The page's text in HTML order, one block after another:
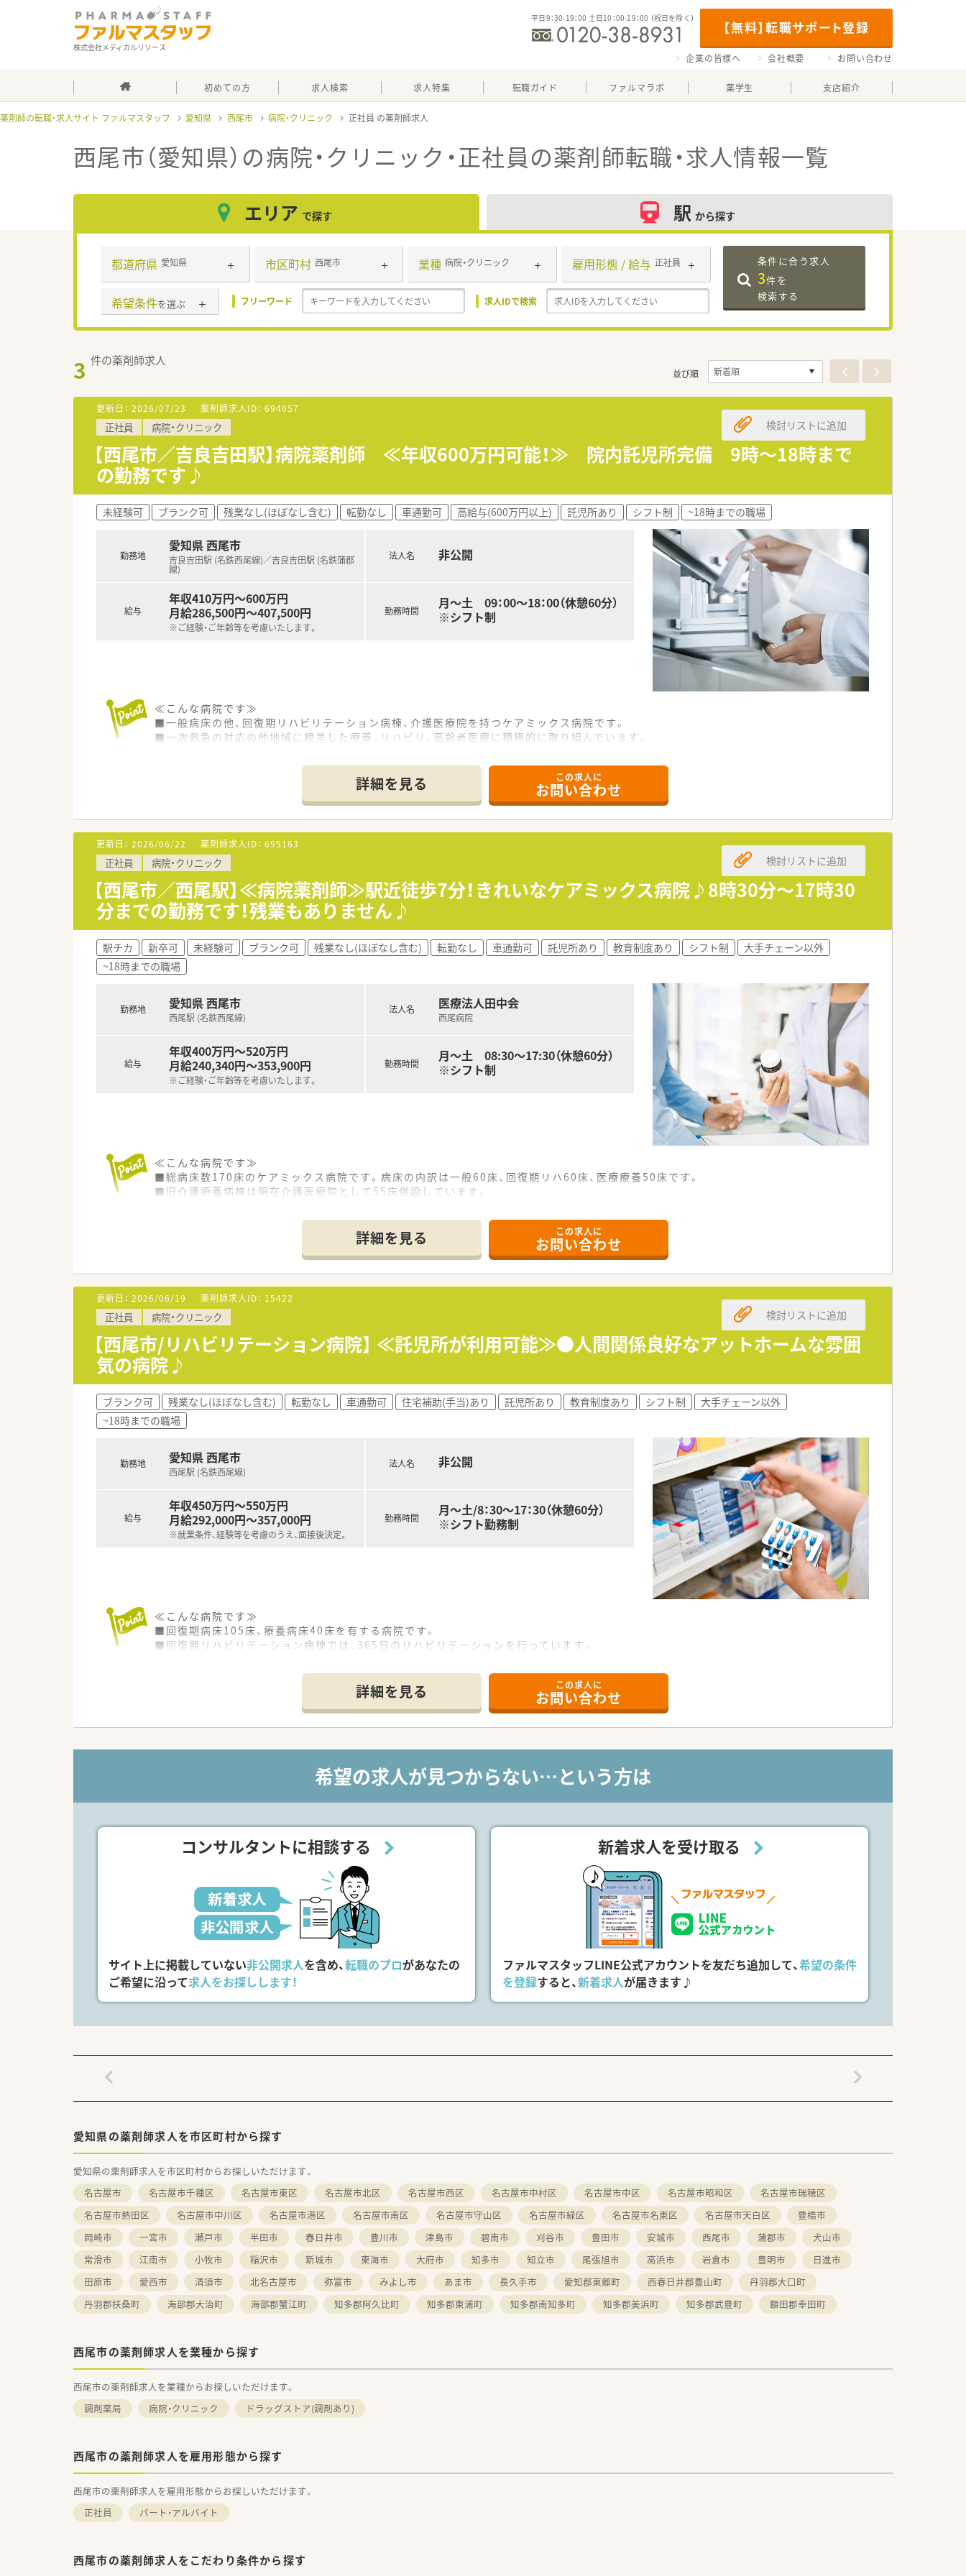
株式会社メディカルリソース
【無料】転職サポート登録
平日9：30-19：00 土日10：00-19：00 （祝日を除く）
企業の皆様へ 会社概要 お問い合わせ
初めての方 求人検索 求人特集 転職ガイド ファルマラボ 薬学生 支店紹介
薬剤師の転職・求人サイト ファルマスタッフ 愛知県 西尾市 病院・クリニック 正社員
西尾市（愛知県）の病院・クリニック・正社員の薬剤師転職・求人情報一覧
エリア で探す 駅 から探す
都道府県 愛知県 市区町村 西尾市 業種 病院・クリニック 雇用形態 / 給与 正社員
希望条件を選ぶ フリーワード 求人IDで検索
条件に合う求人
3件を
検索する
3 件の薬剤師求人
並び順
更新日： 2026/07/23 薬剤師求人ID： 694657
正社員 病院・クリニック
【西尾市／吉良吉田駅】病院薬剤師 ≪年収600万円可能！≫ 院内託児所完備 9時～18時まで
の勤務です♪
検討リストに追加
未経験可 ブランク可 残業なし(ほぼなし含む) 転勤なし 車通勤可 高給与(600万円以上) 託児所あり シフト制 ~18時までの職場
勤務地
愛知県 西尾市
吉良吉田駅 (名鉄西尾線)／吉良吉田駅 (名鉄蒲郡
線)
給与
年収410万円～600万円
月給286,500円～407,500円
※ご経験・ご年齢等を考慮いたします。
法人名 非公開
勤務時間
月～土 09：00～18：00（休憩60分）
※シフト制
≪こんな病院です≫
■一般病床の他、回復期リハビリテーション病棟、介護医療院を持つケアミックス病院です。
■一次救急の対応の他地域に根差した療養、リハビリ、高齢者医療に積極的に取り組んでいます。
■地域の皆様が気軽に受診できるホームドクターである事を目指しています。
■入院患者様の調剤、監査、服薬指導 ※外来は院外処方
■注射セットまで（混注なし）
■医薬品管理、医薬品情報管理
■各種委員会
≪おすすめポイント≫
■経営基盤がしっかりした法人の病院です。
■9時～18時勤務、残業はありません。
■院内託児所のご利用が可能です。
■職員車場（自己負担1,000円/月）でご利用できます。
■病院経験は問いません。まずはお気軽にご相談下さい。
詳細を見る この求人に
お問い合わせ
更新日： 2026/06/22 薬剤師求人ID： 695163
正社員 病院・クリニック
【西尾市／西尾駅】≪病院薬剤師≫駅近徒歩7分！きれいなケアミックス病院♪8時30分～17時30
分までの勤務です！残業もありません♪
検討リストに追加
駅チカ 新卒可 未経験可 ブランク可 残業なし(ほぼなし含む) 転勤なし 車通勤可 託児所あり 教育制度あり シフト制
大手チェーン以外
~18時までの職場
勤務地 愛知県 西尾市
西尾駅 (名鉄西尾線)
給与
年収400万円～520万円
月給240,340円～353,900円
※ご経験・ご年齢等を考慮いたします。
法人名 医療法人田中会
西尾病院
勤務時間
月～土 08:30～17:30（休憩60分）
※シフト制
≪こんな病院です≫
■総病床数170床のケアミックス病院です。病床の内訳は一般60床、回復期リハ60床、医療療養50床です。
■旧介護療養病棟は現在介護医療院として55床併設しています。
■急性期、回復期、療養、在宅と幅広い患者様をお受入れしている法人です。
■入院患者様の調剤、監査、服薬指導 ※外来は院外処方
■併設の介護施設の調剤、監査、服薬指導
■注射剤調整（ＴＰＮ混注あり）
■病棟服薬指導
■入院患者薬剤管理指導業務
■医薬品管理、医薬品情報管理
■各種委員会
≪おすすめポイント≫
■8時30分～17時30分までの勤務、夜勤当直業務はありません。
■地域密着で、転勤も無く、長く一か所で働きたい方におすすめの環境です。
■西尾駅徒歩7分の立地です。車通勤も可能です。（職員駐車場一部自己負担あり）
■病院未経験の方もご応募可能です。
詳細を見る この求人に
お問い合わせ
更新日： 2026/06/19 薬剤師求人ID： 15422
正社員 病院・クリニック
【西尾市/リハビリテーション病院】 ≪託児所が利用可能≫●人間関係良好なアットホームな雰囲
気の病院♪
検討リストに追加
ブランク可 残業なし(ほぼなし含む) 転勤なし 車通勤可 住宅補助(手当)あり 託児所あり 教育制度あり シフト制
大手チェーン以外
~18時までの職場
勤務地 愛知県 西尾市
西尾駅 (名鉄西尾線)
給与
年収450万円～550万円
月給292,000円～357,000円
※就業条件、経験等を考慮のうえ、面接後決定。
法人名 非公開
勤務時間
月～土/8：30～17：30（休憩60分）
※シフト勤務制
≪こんな病院です≫
■回復期病床105床、療養病床40床を有する病院です。
■回復期リハビリテーション病棟では、365日のリハビリテーションを行っています。
■屋上に庭園があり、屋外歩行練習や園芸を通じたリハビリが行える環境が整っています。
■リハビリ支援ロボットを早期から導入しており、精度の高い効率的な訓練を実施しています。
■入院患者様の調剤、監査、服薬指導
※午前は外来調剤メイン、午後は院内調剤の対応をして頂きます。
≪おすすめポイント≫
■残業少なめ、夜勤なし、日祝は完全お休みです。
■有給休暇は、業務の兼ね合いをみながらある程度取得できる状況です。
■住宅手当の支給がございます。（世帯主または世帯主を扶養している場合）
詳細を見る この求人に
お問い合わせ
希望の求人が見つからない…という方は
コンサルタントに相談する
サイト上に掲載していない非公開求人を含め、転職のプロがあなたの
ご希望に沿って求人をお探しします！
新着求人を受け取る
ファルマスタッフLINE公式アカウントを友だち追加して、希望の条件
を登録すると、新着求人が届きます♪
愛知県の薬剤師求人を市区町村から探す
愛知県の薬剤師求人を市区町村からお探しいただけます。
名古屋市
名古屋市千種区 名古屋市東区 名古屋市北区 名古屋市西区 名古屋市中村区 名古屋市中区 名古屋市昭和区
名古屋市瑞穂区
名古屋市熱田区
名古屋市中川区 名古屋市港区 名古屋市南区 名古屋市守山区 名古屋市緑区 名古屋市名東区 名古屋市天白区
豊橋市
岡崎市
一宮市 瀬戸市 半田市 春日井市 豊川市 津島市 碧南市 刈谷市 豊田市 安城市 西尾市 蒲郡市
犬山市
常滑市
江南市 小牧市 稲沢市 新城市 東海市 大府市 知多市 知立市 尾張旭市 高浜市 岩倉市 豊明市
日進市
田原市
愛西市 清須市 北名古屋市 弥富市 みよし市 あま市 長久手市 愛知郡東郷町 西春日井郡豊山町
丹羽郡大口町
丹羽郡扶桑町
海部郡大治町 海部郡蟹江町 知多郡阿久比町 知多郡東浦町 知多郡南知多町 知多郡美浜町 知多郡武豊町 額田郡幸田町
西尾市の薬剤師求人を業種から探す
西尾市の薬剤師求人を業種からお探しいただけます。
調剤薬局
病院・クリニック ドラッグストア(調剤あり)
西尾市の薬剤師求人を雇用形態から探す
西尾市の薬剤師求人を雇用形態からお探しいただけます。
正社員
パート・アルバイト
西尾市の薬剤師求人をこだわり条件から探す